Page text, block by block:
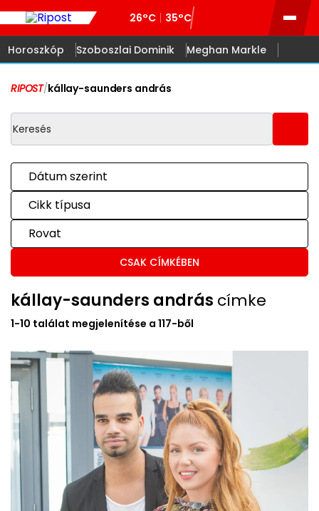
26°C 35°C
Horoszkóp Szoboszlai Dominik Meghan Markle
RIPOST/kállay-saunders andrás
Dátum szerint
Cikk típusa
Rovat
CSAK CÍMKÉBEN
kállay-saunders andrás címke
1-10 találat megjelenítése a 117-ből